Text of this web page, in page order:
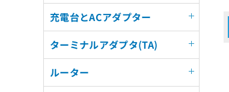
充電台とACアダプター
ターミナルアダプタ(TA)
ルーター